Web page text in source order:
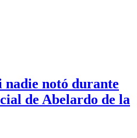
nadie notó durante
de Abelardo de la